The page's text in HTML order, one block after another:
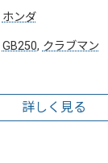
ホンダ
GB250, クラブマン
詳しく見る